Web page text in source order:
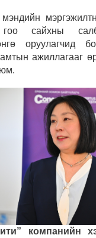
гоо сайхны
оруулагчид
ажиллагааг
” компанийн